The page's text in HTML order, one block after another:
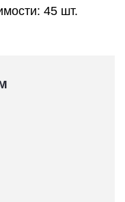
45 шт.